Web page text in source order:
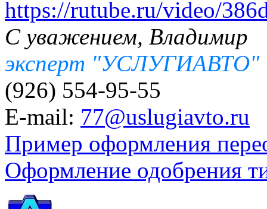
https://rutube.ru/video/
С уважением, Владимир
эксперт "УСЛУГИАВТО"
(926) 554-95-55
E-mail: 77@uslugiavto.ru
Пример оформления
Оформление одобрения